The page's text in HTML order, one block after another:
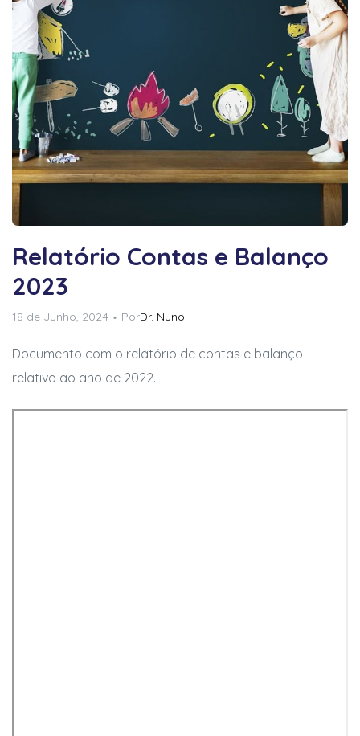
Relatório Contas e Balanço
2023
18 de Junho, 2024 PorDr. Nuno
Documento com o relatório de contas e balanço
relativo ao ano de 2022.